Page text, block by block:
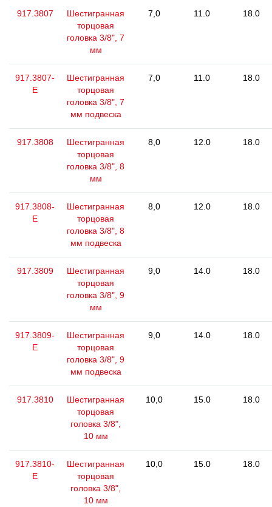
917.3807
Шестигранная
торцовая
головка 3/8", 7
мм
7,0 11.0 18.0
917.3807-
E
Шестигранная
торцовая
головка 3/8", 7
мм подвеска
7,0 11.0 18.0
917.3808
Шестигранная
торцовая
головка 3/8", 8
мм
8,0 12.0 18.0
917.3808-
E
Шестигранная
торцовая
головка 3/8", 8
мм подвеска
8,0 12.0 18.0
917.3809
Шестигранная
торцовая
головка 3/8", 9
мм
9,0 14.0 18.0
917.3809-
E
Шестигранная
торцовая
головка 3/8", 9
мм подвеска
9,0 14.0 18.0
917.3810
Шестигранная
торцовая
головка 3/8",
10 мм
10,0 15.0 18.0
917.3810-
E
Шестигранная
торцовая
головка 3/8",
10 мм
10,0 15.0 18.0